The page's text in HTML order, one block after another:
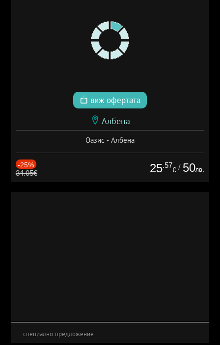
виж офертата
Албена
Оазис - Албена
-25%
34.05€ 25.57
€ / 50лв.
специално предложение